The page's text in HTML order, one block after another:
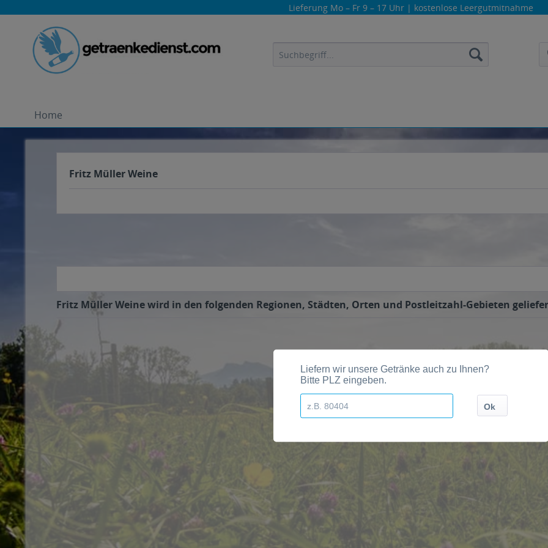
Lieferung Mo – Fr 9 – 17 Uhr | kostenlose Leergutmitnahme
Home
Fritz Müller Weine
Fritz Müller Weine wird in den folgenden Regionen, Städten, Orten und Postleitzahl-Gebieten